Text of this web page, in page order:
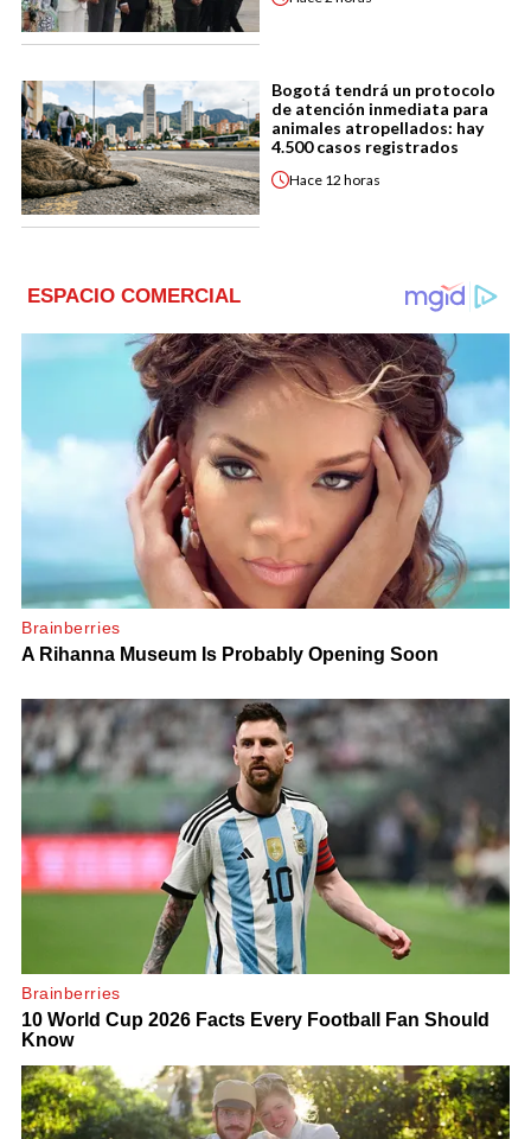
Bogotá tendrá un protocolo
de atención inmediata para
animales atropellados: hay
4.500 casos registrados
Hace 12 horas